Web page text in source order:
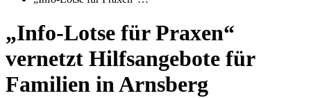
„Info-Lotse für Praxen“
vernetzt Hilfsangebote für
Familien in Arnsberg